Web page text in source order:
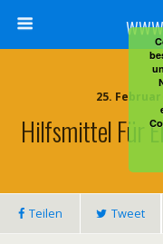
25.
Hilfsmittel Für
Teilen Tweet